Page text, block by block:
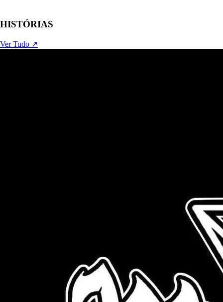
HISTÓRIAS
Ver Tudo ↗